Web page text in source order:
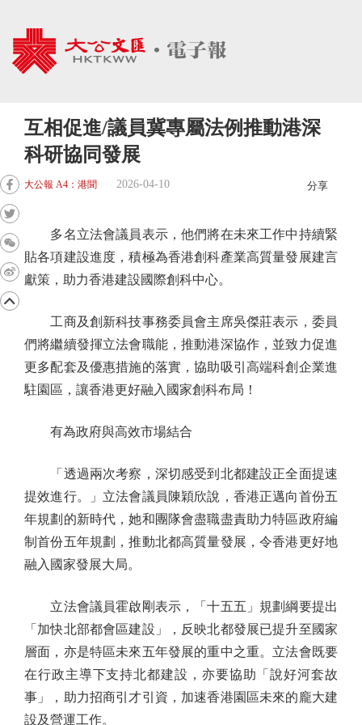
互相促進/議員冀專屬法例推動港深
科研協同發展
大公報 A4：港聞 2026-04-10 分享
多名立法會議員表示，他們將在未來工作中持續緊
貼各項建設進度，積極為香港創科產業高質量發展建言
獻策，助力香港建設國際創科中心。
工商及創新科技事務委員會主席吳傑莊表示，委員
們將繼續發揮立法會職能，推動港深協作，並致力促進
更多配套及優惠措施的落實，協助吸引高端科創企業進
駐園區，讓香港更好融入國家創科布局！
有為政府與高效市場結合
「透過兩次考察，深切感受到北都建設正全面提速
提效進行。」立法會議員陳穎欣說，香港正邁向首份五
年規劃的新時代，她和團隊會盡職盡責助力特區政府編
制首份五年規劃，推動北都高質量發展，令香港更好地
融入國家發展大局。
立法會議員霍啟剛表示，「十五五」規劃綱要提出
「加快北部都會區建設」，反映北都發展已提升至國家
層面，亦是特區未來五年發展的重中之重。立法會既要
在行政主導下支持北都建設，亦要協助「說好河套故
事」，助力招商引才引資，加速香港園區未來的龐大建
設及營運工作。